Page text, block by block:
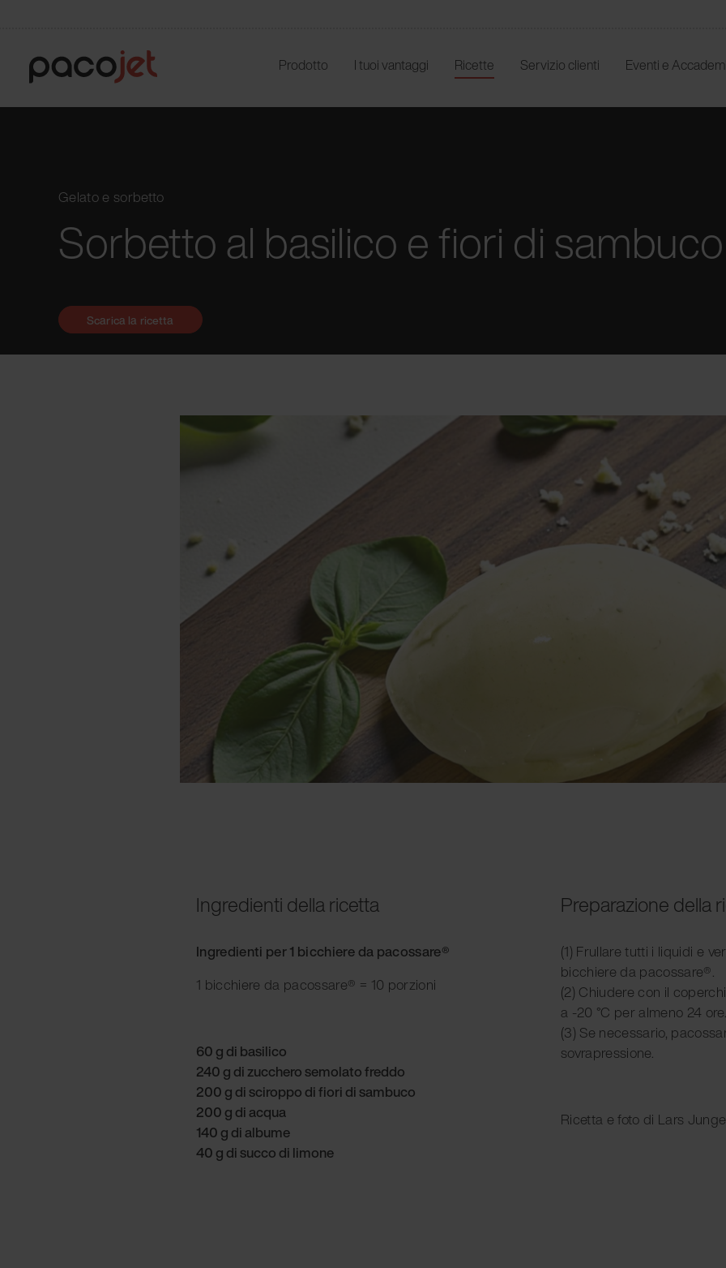
Prodotto I tuoi vantaggi Ricette Servizio clienti Eventi e
Gelato e sorbetto
Sorbetto al basilico e fiori di sambuco
Ingredienti della ricetta
Ingredienti per 1 bicchiere da pacossare®
1 bicchiere da pacossare® = 10 porzioni
60 g di basilico
240 g di zucchero semolato freddo
200 g di sciroppo di fiori di sambuco
200 g di acqua
140 g di albume
40 g di succo di limone
Preparazione della
(1) Frullare tutti i liquidi e
bicchiere da pacossare®.
(2) Chiudere con il
a -20 °C per almeno 24 ore.
(3) Se necessario,
sovrapressione.
Ricetta e foto di Lars
Scarica la ricetta